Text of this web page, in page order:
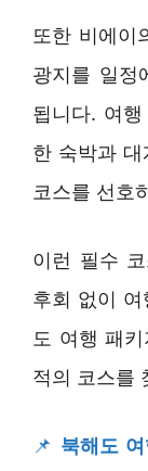
또한 비에이
광지를 일정
됩니다. 여
한 숙박과
코스를 선호
이런 필수
후회 없이
도 여행 패
적의 코스를
📌 북해도